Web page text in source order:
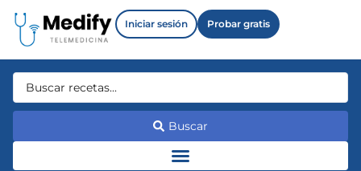
Iniciar sesión Probar gratis
Buscar